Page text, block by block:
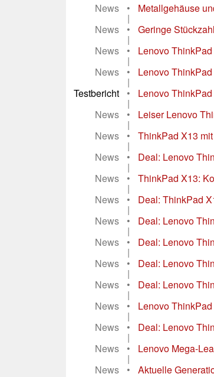
News
• Metallgehäuse
|
News
• Geringe
|
News
• Lenovo
|
News
• Lenovo
|
Testbericht
• Lenovo
|
News
• Leiser Lenovo
|
News
• ThinkPad X13
|
News
• Deal: Lenovo
|
News
• ThinkPad X13:
|
News
• Deal: ThinkPad
|
News
• Deal: Lenovo
|
News
• Deal: Lenovo
|
News
• Deal: Lenovo
|
News
• Deal: Lenovo
|
News
• Lenovo
|
News
• Deal: Lenovo
|
News
• Lenovo Mega-
|
News
•
Aktuelle